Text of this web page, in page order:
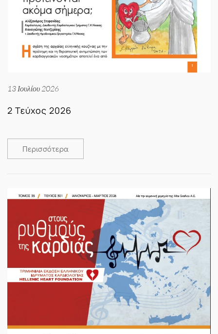
13 Ιουλίου 2026
2 Τεύχος 2026
Περισσότερα